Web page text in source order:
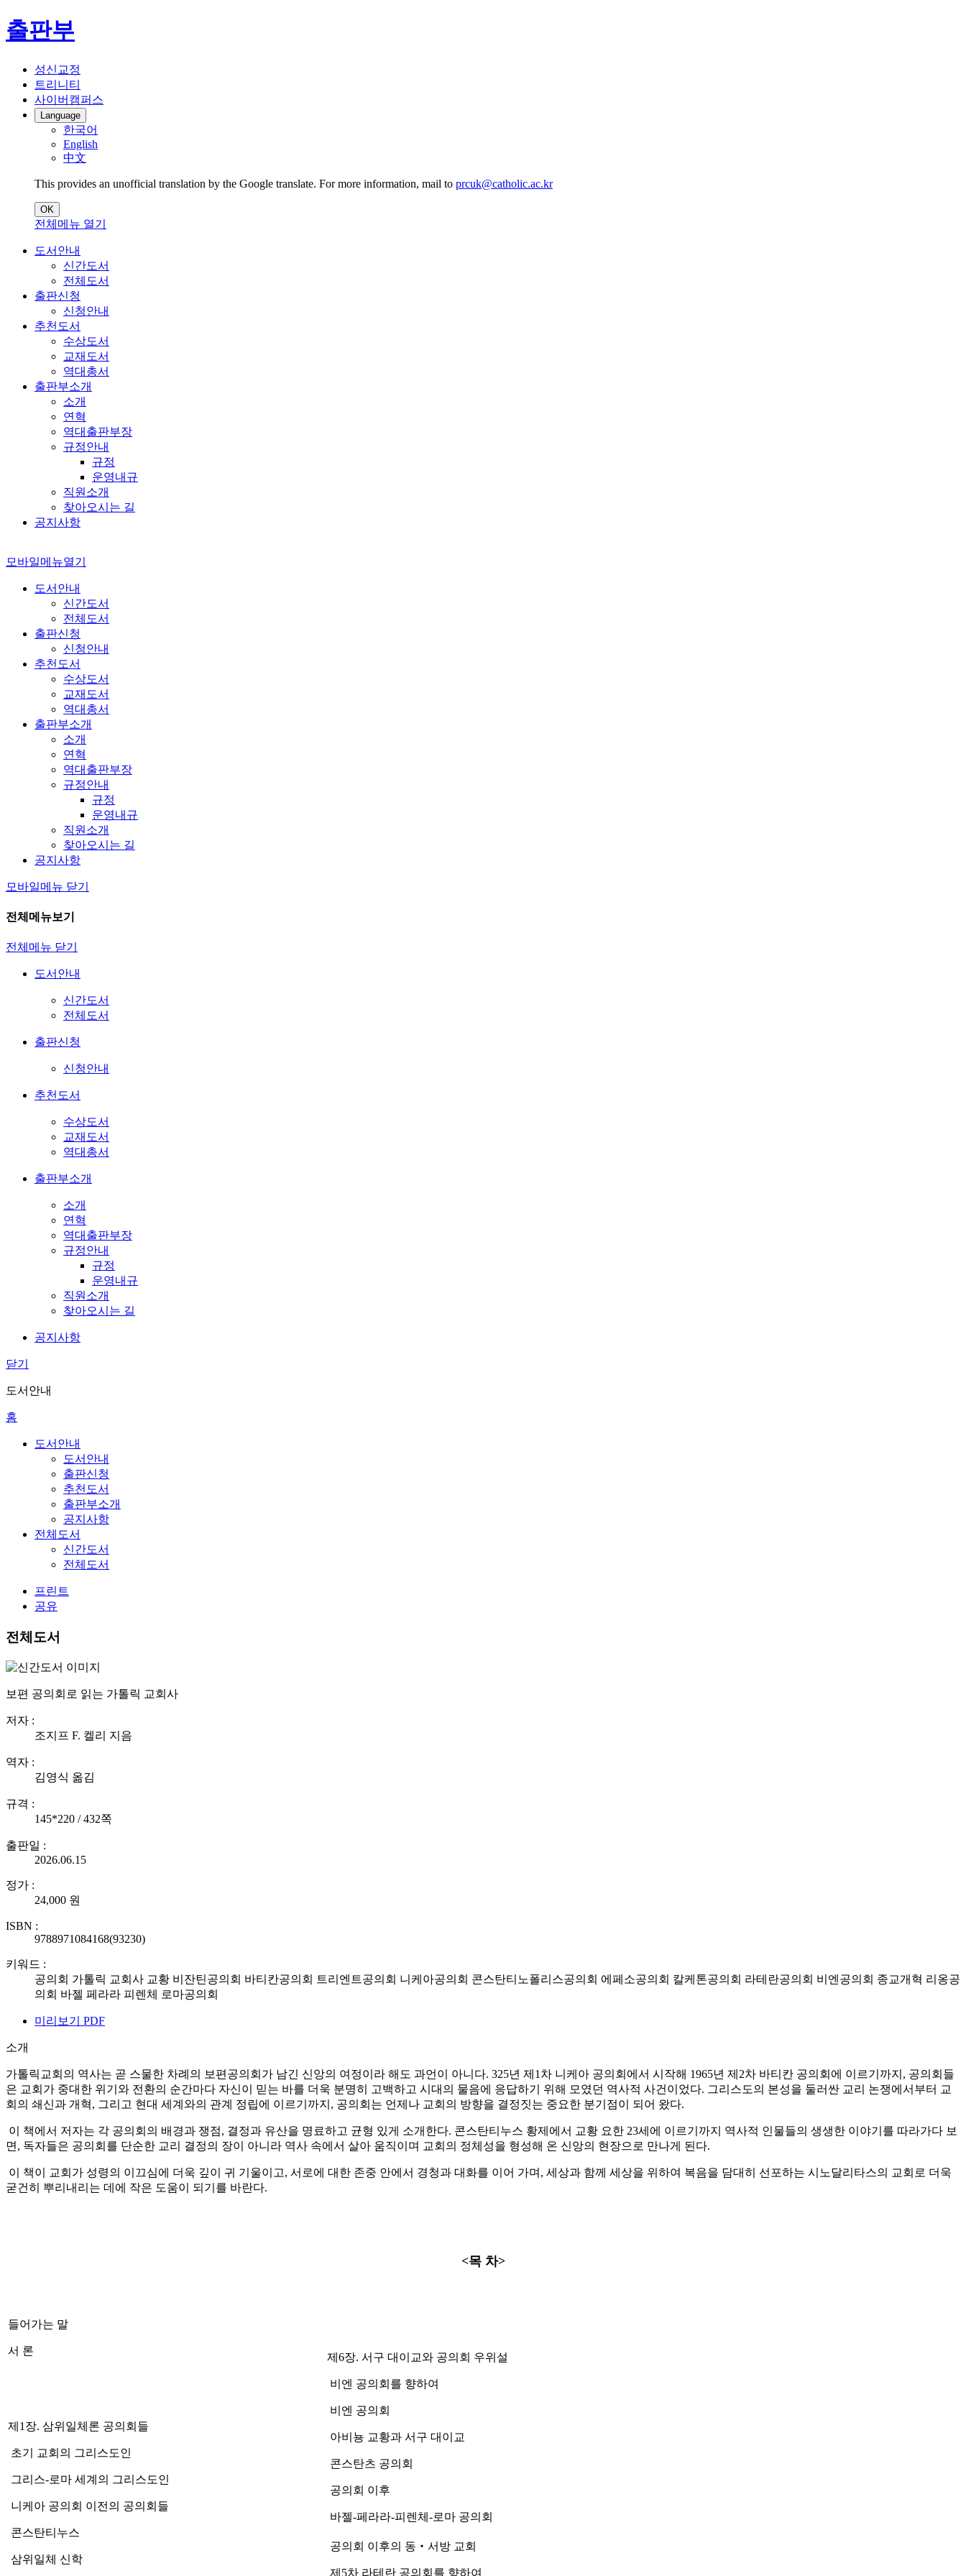
출판부
성신교정
트리니티
사이버캠퍼스
Language
한국어
English
中文
This provides an unofficial translation by the Google translate. For more information, mail to prcuk@catholic.ac.kr
OK
전체메뉴 열기
도서안내
신간도서
전체도서
출판신청
신청안내
추천도서
수상도서
교재도서
역대총서
출판부소개
소개
연혁
역대출판부장
규정안내
규정
운영내규
직원소개
찾아오시는 길
공지사항
모바일메뉴열기
도서안내
신간도서
전체도서
출판신청
신청안내
추천도서
수상도서
교재도서
역대총서
출판부소개
소개
연혁
역대출판부장
규정안내
규정
운영내규
직원소개
찾아오시는 길
공지사항
모바일메뉴 닫기
전체메뉴보기
전체메뉴 닫기
도서안내
신간도서
전체도서
출판신청
신청안내
추천도서
수상도서
교재도서
역대총서
출판부소개
소개
연혁
역대출판부장
규정안내
규정
운영내규
직원소개
찾아오시는 길
공지사항
닫기
도서안내
홈
도서안내
도서안내
출판신청
추천도서
출판부소개
공지사항
전체도서
신간도서
전체도서
프린트
공유
전체도서
보편 공의회로 읽는 가톨릭 교회사
저자 :
조지프 F. 켈리 지음
역자 :
김영식 옮김
규격 :
145*220 / 432쪽
출판일 :
2026.06.15
정가 :
24,000 원
ISBN :
9788971084168(93230)
키워드 :
공의회 가톨릭 교회사 교황 비잔틴공의회 바티칸공의회 트리엔트공의회 니케아공의회 콘스탄티노폴리스공의회 에페소공의회 칼케톤공의회 라테란공의회 비엔공의회 종교개혁 리옹공
의회 바젤 페라라 피렌체 로마공의회
미리보기 PDF
소개
가톨릭교회의 역사는 곧 스물한 차례의 보편공의회가 남긴 신앙의 여정이라 해도 과언이 아니다. 325년 제1차 니케아 공의회에서 시작해 1965년 제2차 바티칸 공의회에 이르기까지, 공의회들
은 교회가 중대한 위기와 전환의 순간마다 자신이 믿는 바를 더욱 분명히 고백하고 시대의 물음에 응답하기 위해 모였던 역사적 사건이었다. 그리스도의 본성을 둘러싼 교리 논쟁에서부터 교
회의 쇄신과 개혁, 그리고 현대 세계와의 관계 정립에 이르기까지, 공의회는 언제나 교회의 방향을 결정짓는 중요한 분기점이 되어 왔다.
이 책에서 저자는 각 공의회의 배경과 쟁점, 결정과 유산을 명료하고 균형 있게 소개한다. 콘스탄티누스 황제에서 교황 요한 23세에 이르기까지 역사적 인물들의 생생한 이야기를 따라가다 보
면, 독자들은 공의회를 단순한 교리 결정의 장이 아니라 역사 속에서 살아 움직이며 교회의 정체성을 형성해 온 신앙의 현장으로 만나게 된다.
이 책이 교회가 성령의 이끄심에 더욱 깊이 귀 기울이고, 서로에 대한 존중 안에서 경청과 대화를 이어 가며, 세상과 함께 세상을 위하여 복음을 담대히 선포하는 시노달리타스의 교회로 더욱
굳건히 뿌리내리는 데에 작은 도움이 되기를 바란다.
<목 차>
들어가는 말
서 론
제1장. 삼위일체론 공의회들
초기 교회의 그리스도인
그리스-로마 세계의 그리스도인
니케아 공의회 이전의 공의회들
콘스탄티누스
삼위일체 신학
제6장. 서구 대이교와 공의회 우위설
비엔 공의회를 향하여
비엔 공의회
아비뇽 교황과 서구 대이교
콘스탄츠 공의회
공의회 이후
바젤-페라라-피렌체-로마 공의회
공의회 이후의 동‧서방 교회
제5차 라테란 공의회를 향하여